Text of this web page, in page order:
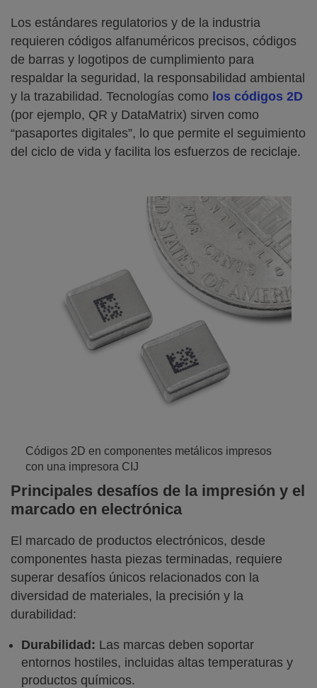
Los estándares regulatorios y de la industria
requieren códigos alfanuméricos precisos, códigos
de barras y logotipos de cumplimiento para
respaldar la seguridad, la responsabilidad ambiental
y la trazabilidad. Tecnologías como los códigos 2D
(por ejemplo, QR y DataMatrix) sirven como
“pasaportes digitales”, lo que permite el seguimiento
del ciclo de vida y facilita los esfuerzos de reciclaje.
Códigos 2D en componentes metálicos impresos
con una impresora CIJ
Principales desafíos de la impresión y el
marcado en electrónica
El marcado de productos electrónicos, desde
componentes hasta piezas terminadas, requiere
superar desafíos únicos relacionados con la
diversidad de materiales, la precisión y la
durabilidad:
Durabilidad: Las marcas deben soportar
entornos hostiles, incluidas altas temperaturas y
productos químicos.